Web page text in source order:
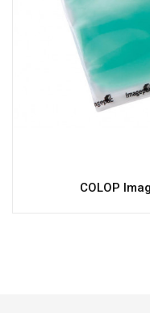
COLOP